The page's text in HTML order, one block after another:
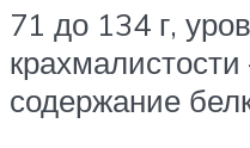
71 до 134 г,
содержание